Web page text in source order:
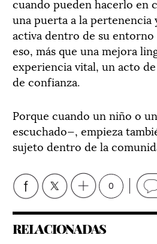
una puerta a la
activa dentro de su entorno
eso, más que una mejora
experiencia vital, un acto
de confianza.
Porque cuando un niño o
escuchado—, empieza
sujeto dentro de la
0
RELACIONADAS